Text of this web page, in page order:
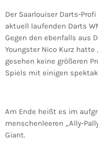
Der Saarlouiser Darts-
aktuell laufenden Darts
Gegen den ebenfalls aus
Youngster Nico Kurz hatte
gesehen keine größeren
Spiels mit einigen
Am Ende heißt es im
menschenleeren „Ally-
Giant.